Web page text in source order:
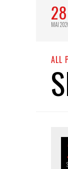
28
MAI
ALL